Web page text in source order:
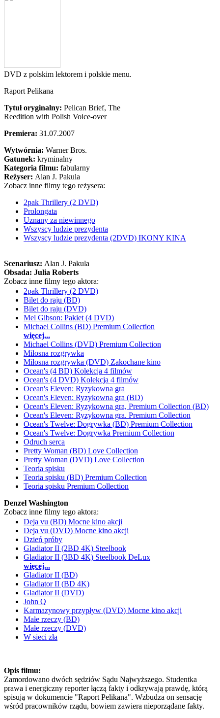
DVD z polskim lektorem i polskie menu.
Raport Pelikana
Tytuł oryginalny: Pelican Brief, The
Reedition with Polish Voice-over
Premiera: 31.07.2007
Wytwórnia: Warner Bros.
Gatunek: kryminalny
Kategoria filmu: fabularny
Reżyser: Alan J. Pakula
Zobacz inne filmy tego reżysera:
2pak Thrillery (2 DVD)
Prolongata
Uznany za niewinnego
Wszyscy ludzie prezydenta
Wszyscy ludzie prezydenta (2DVD) IKONY KINA
Scenariusz: Alan J. Pakula
Obsada: Julia Roberts
Zobacz inne filmy tego aktora:
2pak Thrillery (2 DVD)
Bilet do raju (BD)
Bilet do raju (DVD)
Mel Gibson: Pakiet (4 DVD)
Michael Collins (BD) Premium Collection
więcej...
Michael Collins (DVD) Premium Collection
Miłosna rozgrywka
Miłosna rozgrywka (DVD) Zakochane kino
Ocean's (4 BD) Kolekcja 4 filmów
Ocean's (4 DVD) Kolekcja 4 filmów
Ocean's Eleven: Ryzykowna gra
Ocean's Eleven: Ryzykowna gra (BD)
Ocean's Eleven: Ryzykowna gra, Premium Collection (BD)
Ocean's Eleven: Ryzykowna gra. Premium Collection
Ocean's Twelve: Dogrywka (BD) Premium Collection
Ocean's Twelve: Dogrywka Premium Collection
Odruch serca
Pretty Woman (BD) Love Collection
Pretty Woman (DVD) Love Collection
Teoria spisku
Teoria spisku (BD) Premium Collection
Teoria spisku Premium Collection
Denzel Washington
Zobacz inne filmy tego aktora:
Deja vu (BD) Mocne kino akcji
Deja vu (DVD) Mocne kino akcji
Dzień próby
Gladiator II (2BD 4K) Steelbook
Gladiator II (3BD 4K) Steelbook DeLux
więcej...
Gladiator II (BD)
Gladiator II (BD 4K)
Gladiator II (DVD)
John Q
Karmazynowy przypływ (DVD) Mocne kino akcji
Małe rzeczy (BD)
Małe rzeczy (DVD)
W sieci zła
Opis filmu:
Zamordowano dwóch sędziów Sądu Najwyższego. Studentka
prawa i energiczny reporter łączą fakty i odkrywają prawdę, którą
spisują w dokumencie "Raport Pelikana". Wzbudza on sensację
wśród pracowników rządu, bowiem zawiera nieporządane fakty.